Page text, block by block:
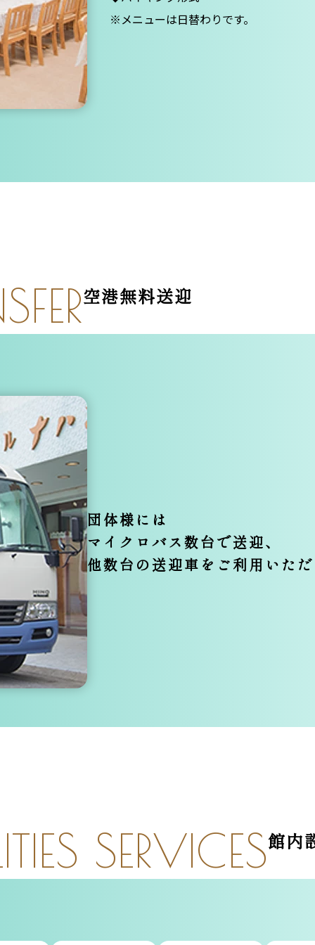
※メニューは日替わりです。
空港無料送迎
団体様には
マイクロバス数台で送迎、
他数台の送迎車をご利用いた
館内
SERVICES